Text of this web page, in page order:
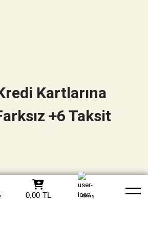
0850 305 09 70
Hesapları Whatsapp Yardım
0,00 TL Giriş
Kartlarına
+6 Taksit